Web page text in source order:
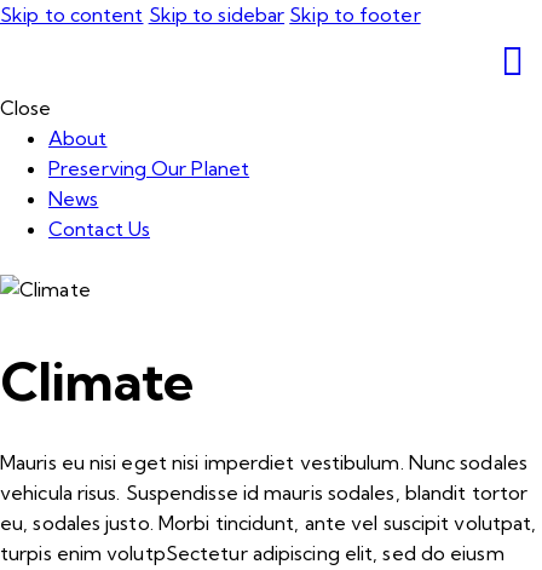
Skip to content Skip to sidebar Skip to footer
Close
About
Preserving Our Planet
News
Contact Us
Climate
Mauris eu nisi eget nisi imperdiet vestibulum. Nunc sodales
vehicula risus. Suspendisse id mauris sodales, blandit tortor
eu, sodales justo. Morbi tincidunt, ante vel suscipit volutpat,
turpis enim volutpSectetur adipiscing elit, sed do eiusm